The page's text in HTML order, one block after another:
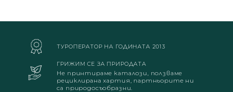
ТУРОПЕРАТОР НА ГОДИНАТА 2013
ГРИЖИМ СЕ ЗА ПРИРОДАТА
Не принтираме каталози, ползваме
рециклирана хартия, партньорите ни
са природосъобразни.